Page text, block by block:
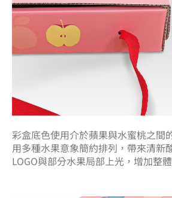
彩盒底色使用介於蘋果與水蜜桃之間
用多種水果意象簡約排列，帶來清新
LOGO與部分水果局部上光，增加整